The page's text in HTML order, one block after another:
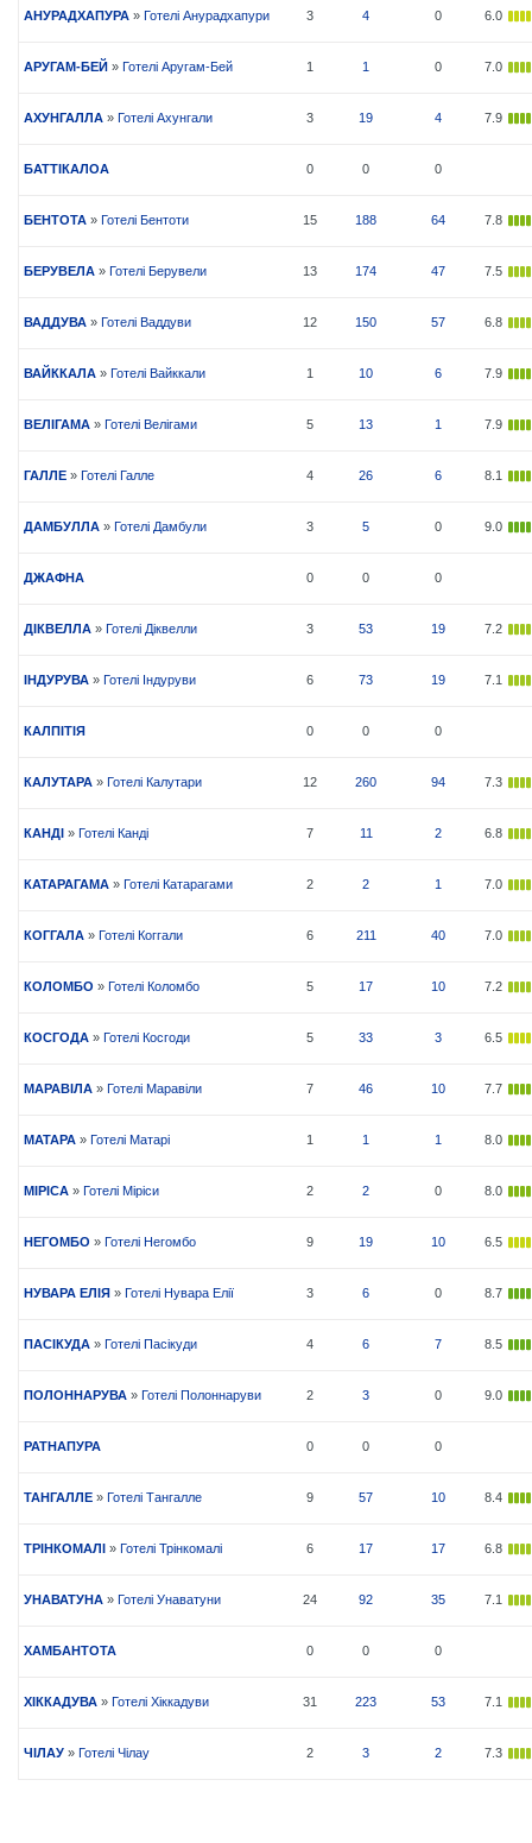
АНУРАДХАПУРА » Готелі Анурадхапури 3 4 0 6.0
АРУГАМ-БЕЙ » Готелі Аругам-Бей 1 1 0 7.0
АХУНГАЛЛА » Готелі Ахунгали 3 19 4 7.9
БАТТІКАЛОА 0 0 0
БЕНТОТА » Готелі Бентоти 15 188 64 7.8
БЕРУВЕЛА » Готелі Берувели 13 174 47 7.5
ВАДДУВА » Готелі Ваддуви 12 150 57 6.8
ВАЙККАЛА » Готелі Вайккали 1 10 6 7.9
ВЕЛІГАМА » Готелі Велігами 5 13 1 7.9
ГАЛЛЕ » Готелі Галле 4 26 6 8.1
ДАМБУЛЛА » Готелі Дамбули 3 5 0 9.0
ДЖАФНА 0 0 0
ДІКВЕЛЛА » Готелі Діквелли 3 53 19 7.2
ІНДУРУВА » Готелі Індуруви 6 73 19 7.1
КАЛПІТІЯ 0 0 0
КАЛУТАРА » Готелі Калутари 12 260 94 7.3
КАНДІ » Готелі Канді 7 11 2 6.8
КАТАРАГАМА » Готелі Катарагами 2 2 1 7.0
КОГГАЛА » Готелі Коггали 6 211 40 7.0
КОЛОМБО » Готелі Коломбо 5 17 10 7.2
КОСГОДА » Готелі Косгоди 5 33 3 6.5
МАРАВІЛА » Готелі Маравіли 7 46 10 7.7
МАТАРА » Готелі Матарі 1 1 1 8.0
МІРІСА » Готелі Міріси 2 2 0 8.0
НЕГОМБО » Готелі Негомбо 9 19 10 6.5
НУВАРА ЕЛІЯ » Готелі Нувара Елії 3 6 0 8.7
ПАСІКУДА » Готелі Пасікуди 4 6 7 8.5
ПОЛОННАРУВА » Готелі Полоннаруви 2 3 0 9.0
РАТНАПУРА 0 0 0
ТАНГАЛЛЕ » Готелі Тангалле 9 57 10 8.4
ТРІНКОМАЛІ » Готелі Трінкомалі 6 17 17 6.8
УНАВАТУНА » Готелі Унаватуни 24 92 35 7.1
ХАМБАНТОТА 0 0 0
ХІККАДУВА » Готелі Хіккадуви 31 223 53 7.1
ЧІЛАУ » Готелі Чілау 2 3 2 7.3